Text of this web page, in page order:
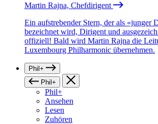
Martin Rajna, Chefdirigent
Ein aufstrebender Stern, der als «junger
bezeichnet wird, Dirigent und
offiziell! Bald wird Martin Rajna die
Luxembourg Philharmonic übernehmen.
Phil+
Phil+
Phil+
Ansehen
Lesen
Zuhören